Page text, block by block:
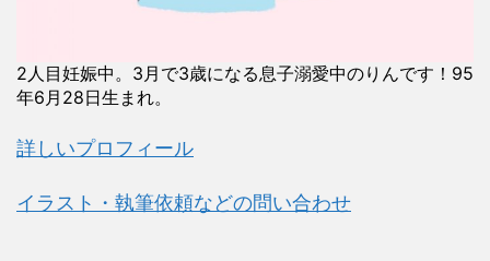
2人目妊娠中。3月で3歳になる息子溺愛中のりんです！95
年6月28日生まれ。
詳しいプロフィール
イラスト・執筆依頼などの問い合わせ